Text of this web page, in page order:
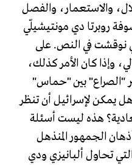
والاستعمار، والفصل
روبرتا دي مونتيشيلّي
نوقشت في النص. على
وإذا كان الأمر كذلك،
"الصراع" بين "حماس"
يمكن لإسرائيل أن تنظر
هذه ليست أسئلة
الجمهور المنذهل
تحاول ألبانيزي ودي